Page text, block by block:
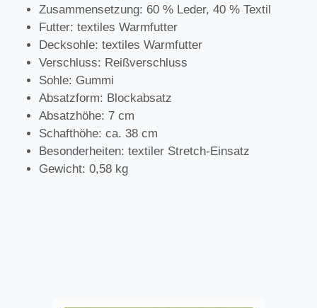
Zusammensetzung: 60 % Leder, 40 % Textil
Futter: textiles Warmfutter
Decksohle: textiles Warmfutter
Verschluss: Reißverschluss
Sohle: Gummi
Absatzform: Blockabsatz
Absatzhöhe: 7 cm
Schafthöhe: ca. 38 cm
Besonderheiten: textiler Stretch-Einsatz
Gewicht: 0,58 kg